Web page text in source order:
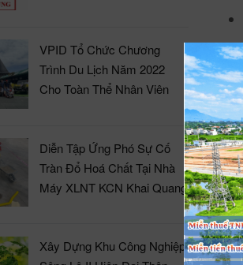
VPID Tổ Chức Chương
Trình Du Lịch Năm 2022
Cho Toàn Thể Nhân Viên
Diễn Tập Ứng Phó Sự Cố
Tràn Đổ Hoá Chất Tại Nhà
Máy XLNT KCN Khai Quang
Xây Dựng Khu Công Nghiệp